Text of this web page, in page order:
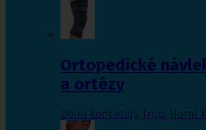
Ortopedické
a ortézy
Dolní končetiny, Trup, Horní